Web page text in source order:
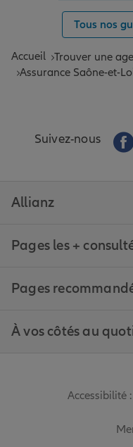
Tous nos
Accueil Trouver une
Assurance Saône-et-
Suivez-nous
Allianz
Pages les +
Pages
À vos côtés au
Accessibilité